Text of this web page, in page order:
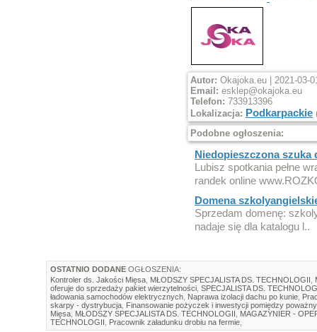
Autor: Okajoka.eu | 2021-03-
Email: esklep@okajoka.eu
Telefon: 733913396
Lokalizacja: Podkarpackie
Podobne ogłoszenia:
Niedopieszczona szuka
Lubisz spotkania pełne
randek online
Domena
Sprzedam domenę:
nadaje się dla katalogu l..
OSTATNIO DODANE OGŁOSZENIA:
Kontroler ds. Jakości Mięsa MŁODSZY SPECJALISTA DS. TECHNOLOGII
oferuje do sprzedaży pakiet wierzytelności SPECJALISTA DS.
ładowania samochodów elektrycznych Naprawa izolacji dachu po kunie
skarpy - dystrybucja Finansowanie pożyczek i inwestycji pomiędzy
Mięsa MŁODSZY SPECJALISTA DS. TECHNOLOGII
MAGAZYNIER -
TECHNOLOGII
Pracownik załadunku drobiu na fermie